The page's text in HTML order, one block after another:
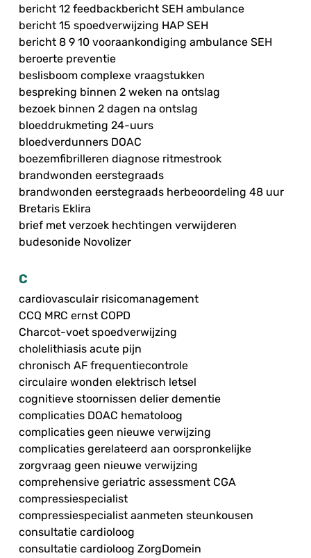
bericht 12 feedbackbericht SEH ambulance
bericht 15 spoedverwijzing HAP SEH
bericht 8 9 10 vooraankondiging ambulance SEH
beroerte preventie
beslisboom complexe vraagstukken
bespreking binnen 2 weken na ontslag
bezoek binnen 2 dagen na ontslag
bloeddrukmeting 24-uurs
bloedverdunners DOAC
boezemfibrilleren diagnose ritmestrook
brandwonden eerstegraads
brandwonden eerstegraads herbeoordeling 48 uur
Bretaris Eklira
brief met verzoek hechtingen verwijderen
budesonide Novolizer
C
cardiovasculair risicomanagement
CCQ MRC ernst COPD
Charcot-voet spoedverwijzing
cholelithiasis acute pijn
chronisch AF frequentiecontrole
circulaire wonden elektrisch letsel
cognitieve stoornissen delier dementie
complicaties DOAC hematoloog
complicaties geen nieuwe verwijzing
complicaties gerelateerd aan oorspronkelijke
zorgvraag geen nieuwe verwijzing
comprehensive geriatric assessment CGA
compressiespecialist
compressiespecialist aanmeten steunkousen
consultatie cardioloog
consultatie cardioloog ZorgDomein